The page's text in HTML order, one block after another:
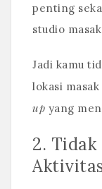
penting
studio
Jadi kamu
lokasi
up yang
2.